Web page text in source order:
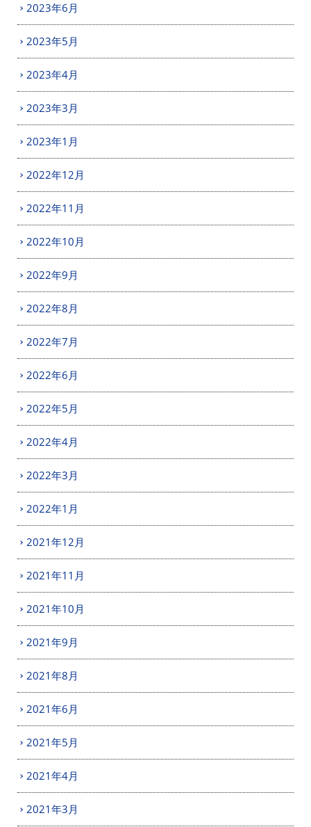
2023年6月
2023年5月
2023年4月
2023年3月
2023年1月
2022年12月
2022年11月
2022年10月
2022年9月
2022年8月
2022年7月
2022年6月
2022年5月
2022年4月
2022年3月
2022年1月
2021年12月
2021年11月
2021年10月
2021年9月
2021年8月
2021年6月
2021年5月
2021年4月
2021年3月